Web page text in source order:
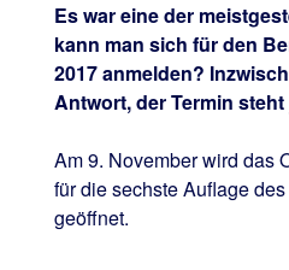
Es war eine der
kann man sich für den
2017 anmelden?
Antwort, der Termin
Am 9. November wird das
für die sechste Auflage
geöffnet.